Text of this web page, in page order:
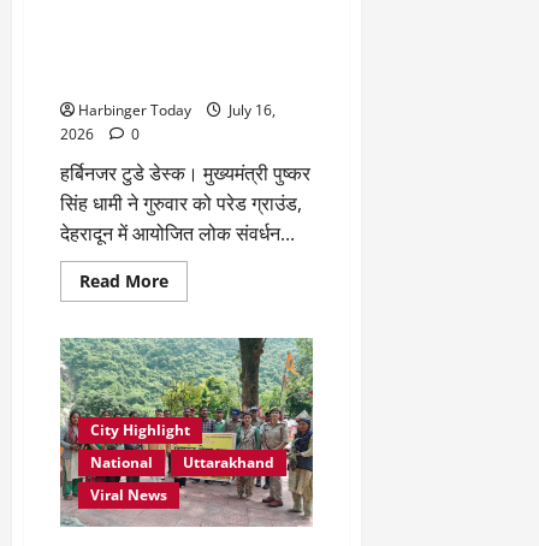
Harbinger Today
July 16,
2026
0
हर्बिनजर टुडे डेस्क। मुख्यमंत्री पुष्कर
सिंह धामी ने गुरुवार को परेड ग्राउंड,
देहरादून में आयोजित लोक संवर्धन...
Read MoreRead
more
पर
पूरे
प्रदेश
में
10
लाख
पौधे
लगाने
का
संकल्प,
‘एक
पेड़
City Highlight
National
Uttarakhand
Viral News